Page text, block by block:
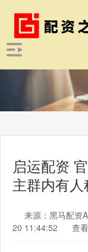
启运配资
主群内有
来源：黑马配资
20 11:44:52
查